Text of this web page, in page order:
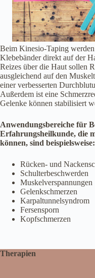
Beim Kinesio-Taping
Klebebänder direkt auf der
Reizes über die Haut sollen
ausgleichend auf den
einer verbesserten
Außerdem ist eine
Gelenke können stabilisiert
Anwendungsbereiche für
Erfahrungsheilkunde, die
können, sind beispielsweise:
Rücken- und
Schulterbeschwerden
Muskelverspannungen
Gelenkschmerzen
Karpaltunnelsyndrom
Fersensporn
Kopfschmerzen
Therapien